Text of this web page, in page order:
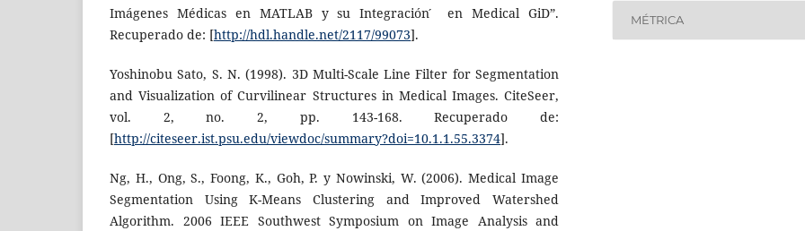
Imágenes Médicas en MATLAB y su Integración ́ en Medical GiD”.
Recuperado de: [http://hdl.handle.net/2117/99073].
Yoshinobu Sato, S. N. (1998). 3D Multi-Scale Line Filter for Segmentation
and Visualization of Curvilinear Structures in Medical Images. CiteSeer,
vol. 2, no. 2, pp. 143-168. Recuperado de:
[http://citeseer.ist.psu.edu/viewdoc/summary?doi=10.1.1.55.3374].
Ng, H., Ong, S., Foong, K., Goh, P. y Nowinski, W. (2006). Medical Image
Segmentation Using K-Means Clustering and Improved Watershed
Algorithm. 2006 IEEE Southwest Symposium on Image Analysis and
MÉTRICA